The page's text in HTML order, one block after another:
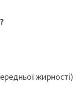
жирності)